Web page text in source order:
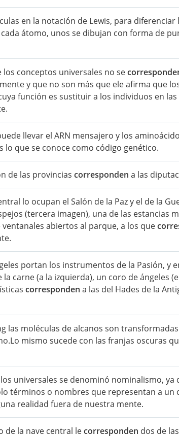
en la notación de Lewis, para
átomo, unos se dibujan con forma de
conceptos universales no se
y que no son más que ele afirma que
función es sustituir a los individuos en
llevar el ARN mensajero y los
lo que se conoce como código genético.
de las provincias corresponden a las
lo ocupan el Salón de la Paz y el de la
(tercera imagen), una de las estancias
abiertos al parque, a los que
portan los instrumentos de la Pasión, y
carne (a la izquierda), un coro de ángeles
corresponden a las del Hades de la
las moléculas de alcanos son
mismo sucede con las franjas oscuras
universales se denominó nominalismo, ya
términos o nombres que representan a un
realidad fuera de nuestra mente.
de la nave central lecorresponden dos de